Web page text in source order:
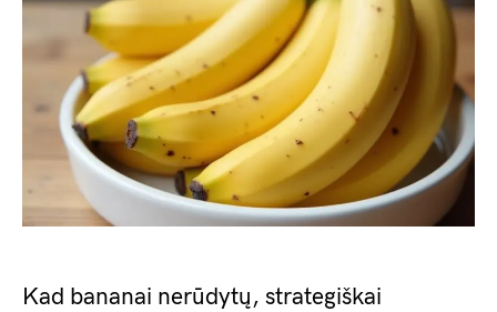
Kad bananai nerūdytų, strategiškai